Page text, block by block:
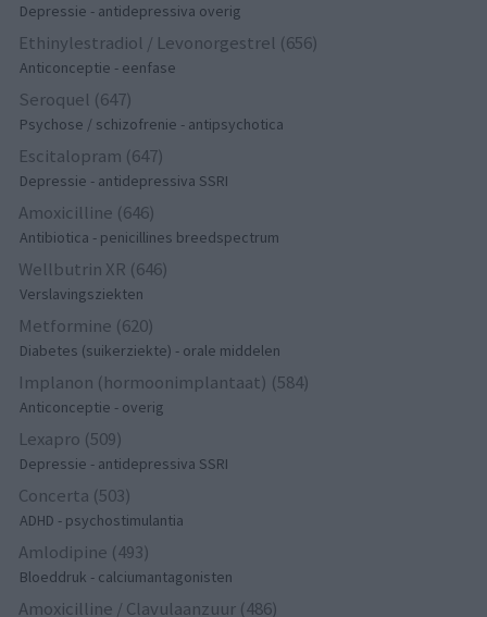
Depressie - antidepressiva overig
Ethinylestradiol / Levonorgestrel (656)
Anticonceptie - eenfase
Seroquel (647)
Psychose / schizofrenie - antipsychotica
Escitalopram (647)
Depressie - antidepressiva SSRI
Amoxicilline (646)
Antibiotica - penicillines breedspectrum
Wellbutrin XR (646)
Verslavingsziekten
Metformine (620)
Diabetes (suikerziekte) - orale middelen
Implanon (hormoonimplantaat) (584)
Anticonceptie - overig
Lexapro (509)
Depressie - antidepressiva SSRI
Concerta (503)
ADHD - psychostimulantia
Amlodipine (493)
Bloeddruk - calciumantagonisten
Amoxicilline / Clavulaanzuur (486)